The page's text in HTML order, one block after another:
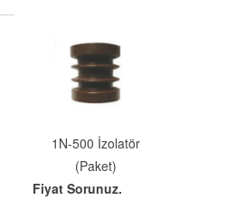
1N-500 İzolatör
(Paket)
Fiyat Sorunuz.